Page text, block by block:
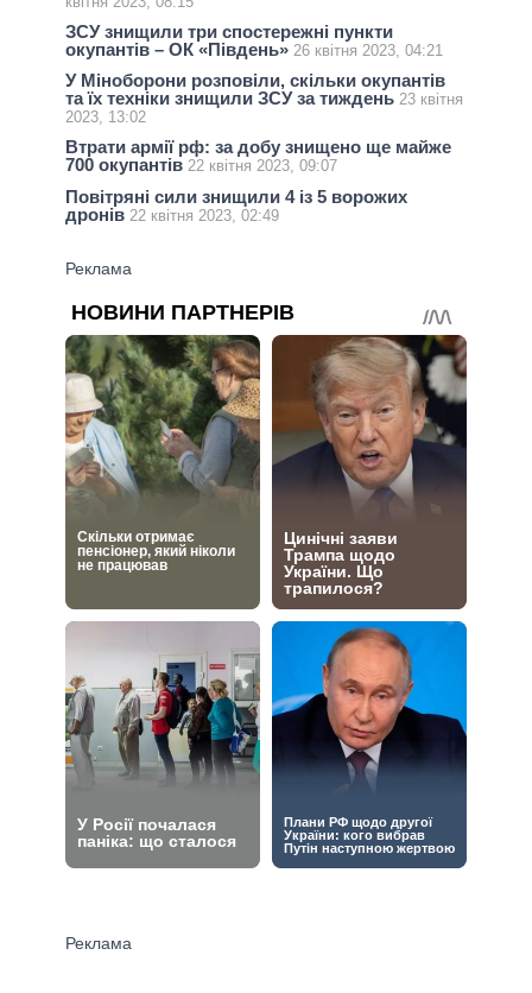
ЗСУ знищили три спостережні пункти
окупантів – ОК «Південь» 26 квітня 2023, 04:21
У Міноборони розповіли, скільки окупантів
та їх техніки знищили ЗСУ за тиждень 23 квітня
2023, 13:02
Втрати армії рф: за добу знищено ще майже
700 окупантів 22 квітня 2023, 09:07
Повітряні сили знищили 4 із 5 ворожих
дронів 22 квітня 2023, 02:49